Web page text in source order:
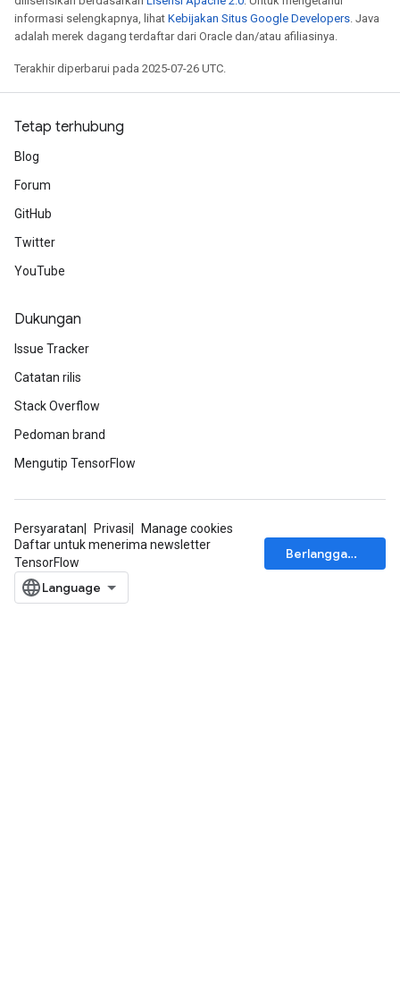
informasi selengkapnya, lihat Kebijakan Situs Google Developers. Java
adalah merek dagang terdaftar dari Oracle dan/atau afiliasinya.
Terakhir diperbarui pada 2025-07-26 UTC.
Tetap terhubung
Blog
Forum
GitHub
Twitter
YouTube
Dukungan
Issue Tracker
Catatan rilis
Stack Overflow
Pedoman brand
Mengutip TensorFlow
Persyaratan Privasi
Manage cookies
Daftar untuk menerima newsletter
TensorFlow
Berlangganan